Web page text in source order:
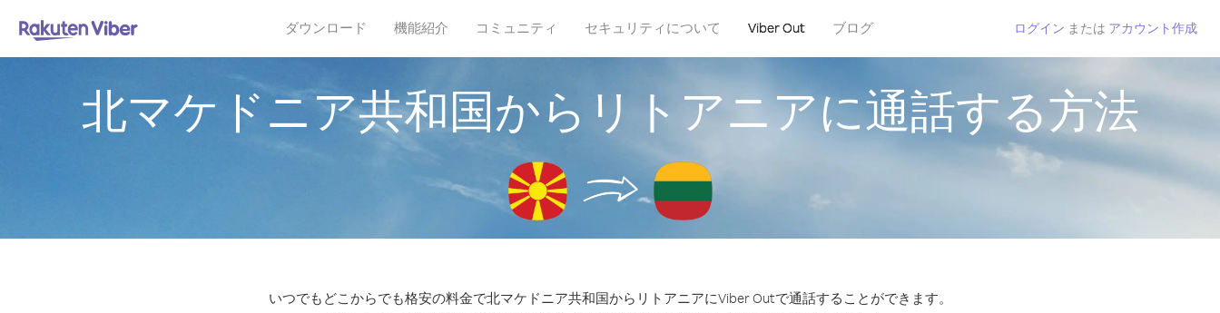
ダウンロード 機能紹介 コミュニティ セキュリティについて Viber Out ブログ ログイン または アカウント作成
北マケドニア共和国からリトアニアに通話する方法
いつでもどこからでも格安の料金で北マケドニア共和国からリトアニアにViber Outで通話することができます。